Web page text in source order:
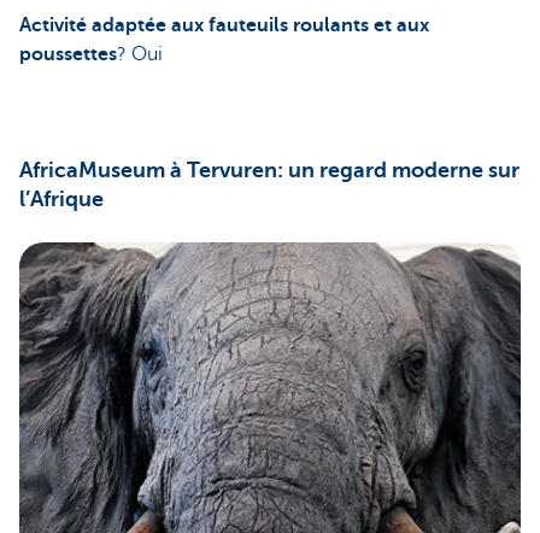
Activité adaptée aux fauteuils roulants et aux
poussettes? Oui
AfricaMuseum à Tervuren: un regard moderne sur
l’Afrique